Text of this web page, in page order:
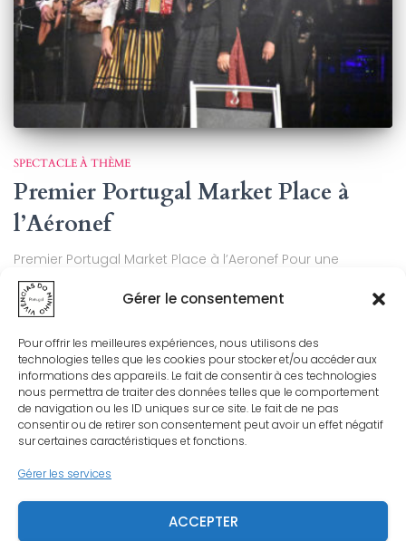
Gérer le consentement
Pour offrir les meilleures expériences, nous utilisons des
technologies telles que les cookies pour stocker et/ou accéder aux
informations des appareils. Le fait de consentir à ces technologies
nous permettra de traiter des données telles que le comportement
de navigation ou les ID uniques sur ce site. Le fait de ne pas
consentir ou de retirer son consentement peut avoir un effet négatif
sur certaines caractéristiques et fonctions.
Gérer les services
ACCEPTER
SPECTACLE À THÈME
Premier Portugal Market Place à
l’Aéronef
Premier Portugal Market Place à l’Aeronef Pour une
première, cela fut une belle première pour le Portugal
Marketplace des Hauts de-France qui s’est déroulé dans
la salle de spectacle Aéronef de Lille, le samedi 29 et le
dimanche 30 septembre. Sept cents personnes ont
marqué présence lors de l’après-midi de Lire la suite…
Par VDM, il y a7 ans